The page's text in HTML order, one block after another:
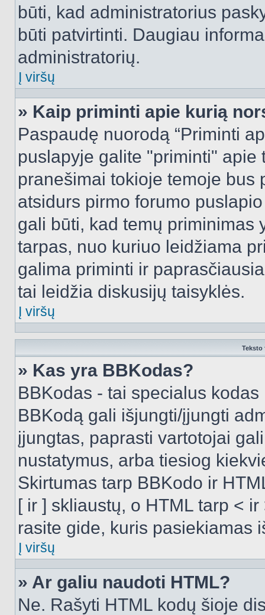
būti, kad administratorius
būti patvirtinti. Daugiau
administratorių.
Į viršų
» Kaip priminti apie kurią
Paspaudę nuorodą “Priminti
puslapyje galite "priminti"
pranešimai tokioje temoje bus
atsidurs pirmo forumo
gali būti, kad temų priminimas
tarpas, nuo kuriuo leidžiama
galima priminti ir
tai leidžia diskusijų taisyklės.
Į viršų
Teksto
» Kas yra BBKodas?
BBKodas - tai specialus
BBKodą gali išjungti/įjungti
įjungtas, paprasti vartotojai
nustatymus, arba tiesiog
Skirtumas tarp BBKodo ir
[ ir ] skliaustų, o HTML tarp <
rasite gide, kuris pasiekiamas
Į viršų
» Ar galiu naudoti HTML?
Ne. Rašyti HTML kodų šioje